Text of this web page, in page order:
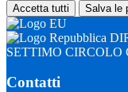
Accetta tutti Salva le
SETTIMO CIRCOLO
Contatti